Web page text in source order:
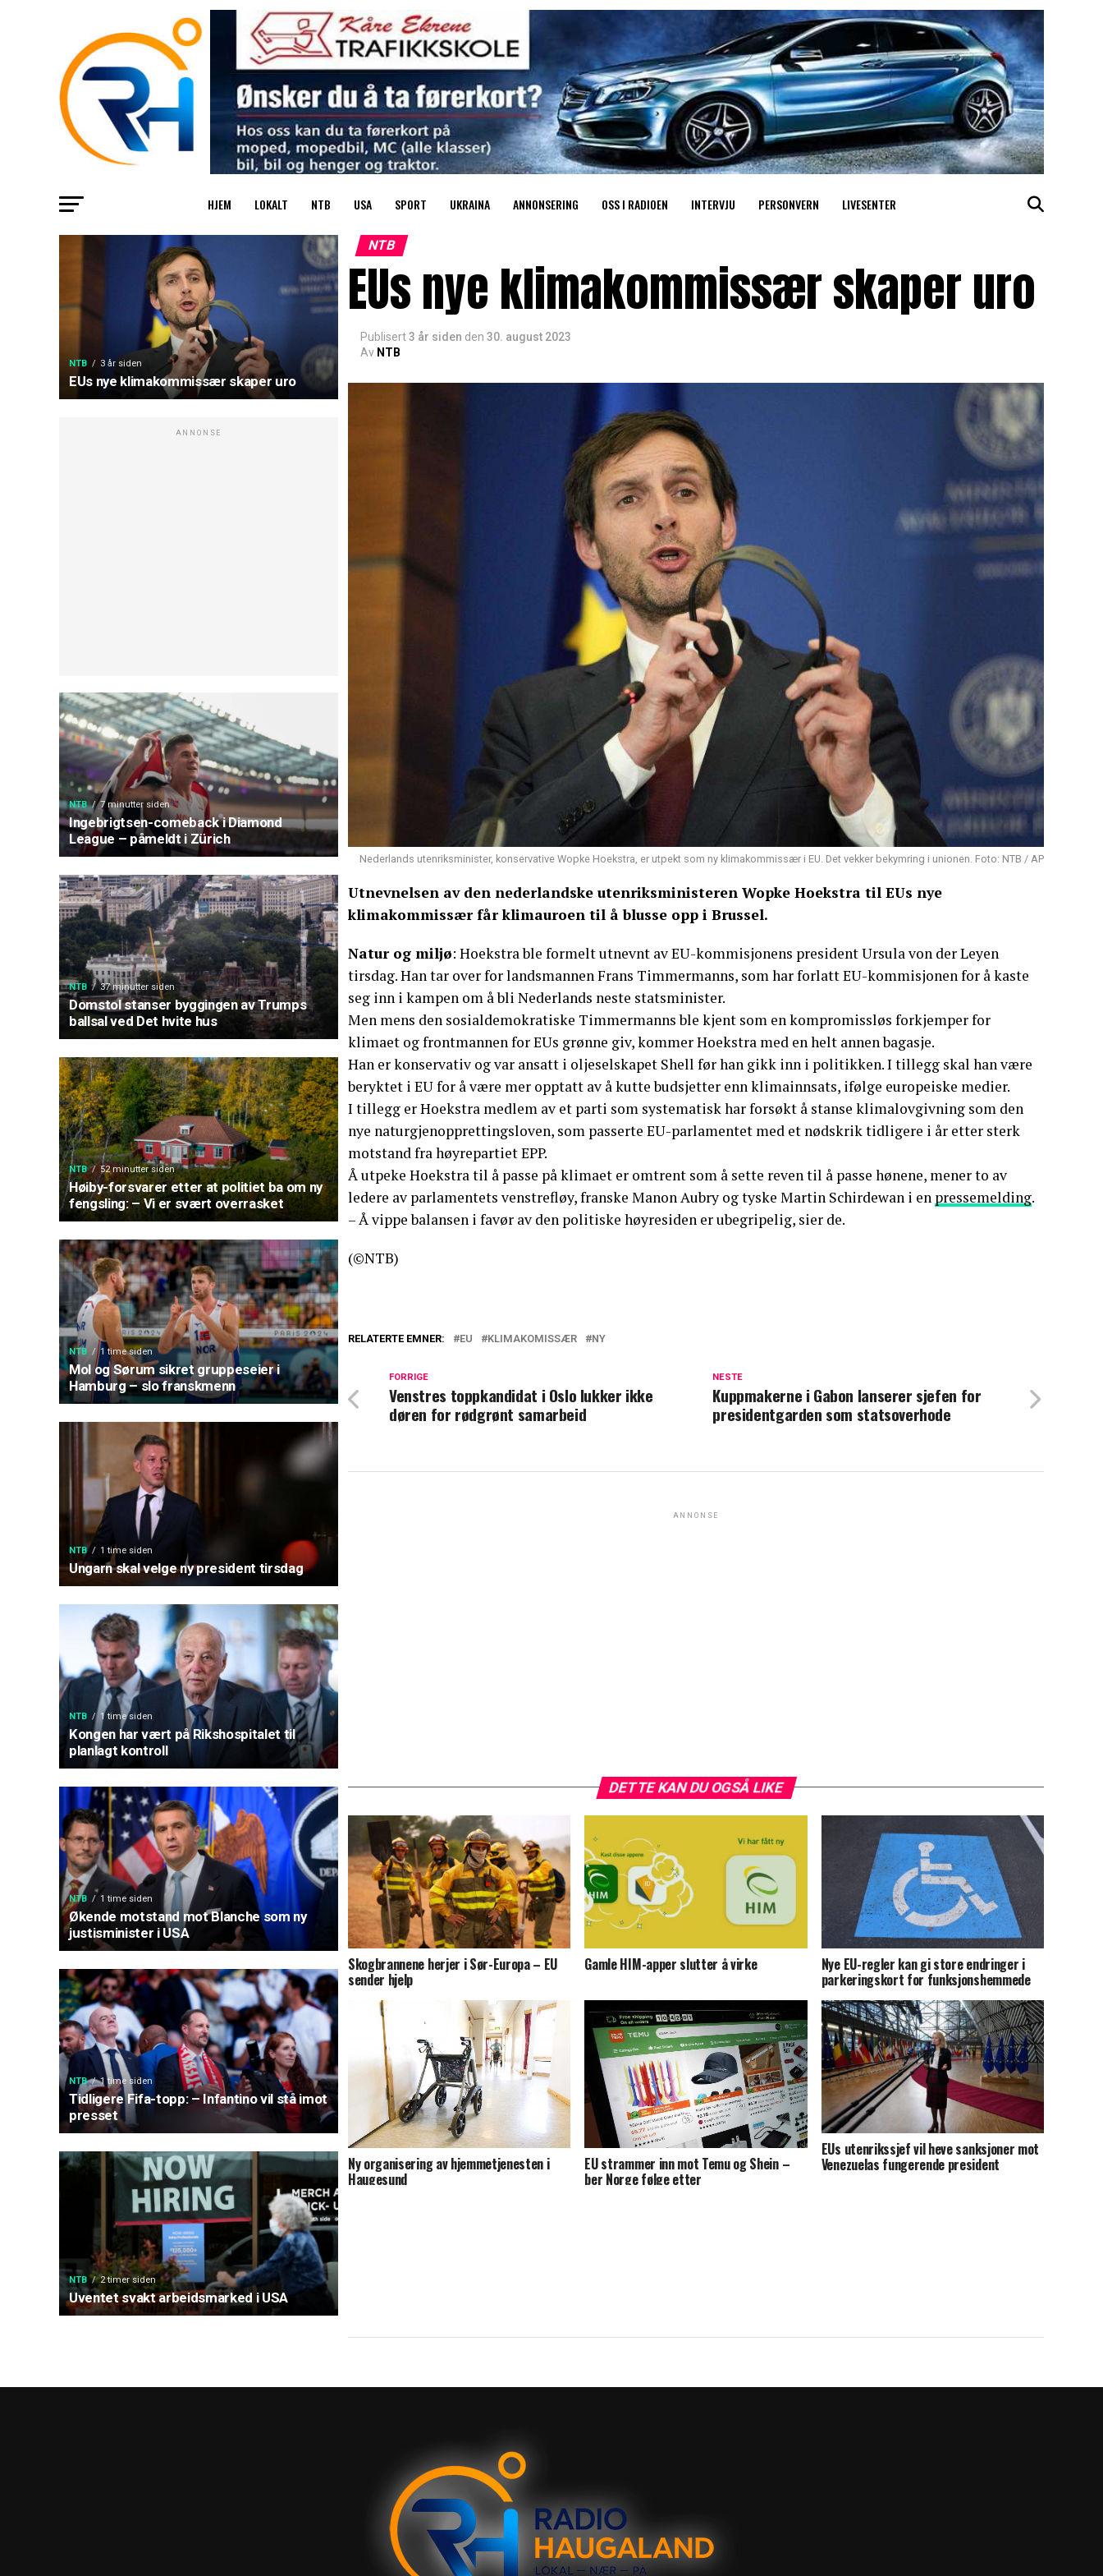
HJEM LOKALT NTB USA SPORT UKRAINA ANNONSERING OSS I RADIOEN INTERVJU PERSONVERN LIVESENTER
NTB 3 år siden
EUs nye klimakommissær skaper uro
ANNONSE
NTB 7 minutter siden
Ingebrigtsen-comeback i Diamond
League – påmeldt i Zürich
NTB 37 minutter siden
Domstol stanser byggingen av Trumps
ballsal ved Det hvite hus
NTB 52 minutter siden
Høiby-forsvarer etter at politiet ba om ny
fengsling: – Vi er svært overrasket
NTB 1 time siden
Mol og Sørum sikret gruppeseier i
Hamburg – slo franskmenn
NTB 1 time siden
Ungarn skal velge ny president tirsdag
NTB 1 time siden
Kongen har vært på Rikshospitalet til
planlagt kontroll
NTB 1 time siden
Økende motstand mot Blanche som ny
justisminister i USA
NTB 1 time siden
Tidligere Fifa-topp: – Infantino vil stå imot
presset
NTB 2 timer siden
Uventet svakt arbeidsmarked i USA
NTB
EUs nye klimakommissær skaper uro
Publisert3 år siden den 30. august 2023
Av NTB
Nederlands utenriksminister, konservative Wopke Hoekstra, er utpekt som ny klimakommissær i EU. Det vekker bekymring i unionen. Foto: NTB / AP
Utnevnelsen av den nederlandske utenriksministeren Wopke Hoekstra til EUs nye
klimakommissær får klimauroen til å blusse opp i Brussel.
Natur og miljø: Hoekstra ble formelt utnevnt av EU-kommisjonens president Ursula von der Leyen
tirsdag. Han tar over for landsmannen Frans Timmermanns, som har forlatt EU-kommisjonen for å kaste
seg inn i kampen om å bli Nederlands neste statsminister.
Men mens den sosialdemokratiske Timmermanns ble kjent som en kompromissløs forkjemper for
klimaet og frontmannen for EUs grønne giv, kommer Hoekstra med en helt annen bagasje.
Han er konservativ og var ansatt i oljeselskapet Shell før han gikk inn i politikken. I tillegg skal han være
beryktet i EU for å være mer opptatt av å kutte budsjetter enn klimainnsats, ifølge europeiske medier.
I tillegg er Hoekstra medlem av et parti som systematisk har forsøkt å stanse klimalovgivning som den
nye naturgjenopprettingsloven, som passerte EU-parlamentet med et nødskrik tidligere i år etter sterk
motstand fra høyrepartiet EPP.
Å utpeke Hoekstra til å passe på klimaet er omtrent som å sette reven til å passe hønene, mener to av
ledere av parlamentets venstrefløy, franske Manon Aubry og tyske Martin Schirdewan i en pressemelding.
– Å vippe balansen i favør av den politiske høyresiden er ubegripelig, sier de.
(©NTB)
RELATERTE EMNER: EU KLIMAKOMISSÆR NY
NESTE
Kuppmakerne i Gabon lanserer sjefen for
presidentgarden som statsoverhode
FORRIGE
Venstres toppkandidat i Oslo lukker ikke
døren for rødgrønt samarbeid
ANNONSE
DETTE KAN DU OGSÅ LIKE
Skogbrannene herjer i Sør-Europa – EU
sender hjelp
Gamle HIM-apper slutter å virke Nye EU-regler kan gi store endringer i
parkeringskort for funksjonshemmede
Ny organisering av hjemmetjenesten i
Haugesund
EU strammer inn mot Temu og Shein –
ber Norge følge etter
EUs utenrikssjef vil heve sanksjoner mot
Venezuelas fungerende president